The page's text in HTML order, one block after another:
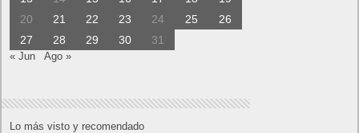
20
21 22 23 24 25
26
27
28 29 30 31
« Jun Ago »
Lo más visto y recomendado